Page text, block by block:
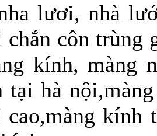
lươi, nhà
côn trùng
kính, màng
tại hà
cao,màng